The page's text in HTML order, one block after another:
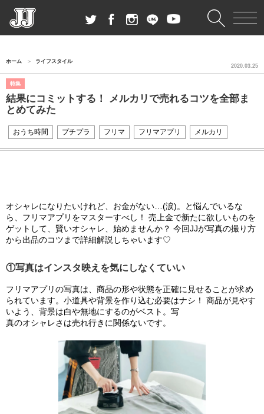
ホーム ライフスタイル
特集
結果にコミットする！ メルカリで売れるコツを全部ま
とめてみた
2020.03.25
おうち時間 プチプラ フリマ フリマアプリ メルカリ
オシャレになりたいけれど、お金がない…(涙)。と悩んでいるな
ら、フリマアプリをマスターすべし！ 売上金で新たに欲しいものを
ゲットして、賢いオシャレ、始めませんか？ 今回JJが写真の撮り方
から出品のコツまで詳細解説しちゃいます♡
①写真はインスタ映えを気にしなくていい
フリマアプリの写真は、商品の形や状態を正確に見せることが求め
られています。小道具や背景を作り込む必要はナシ！ 商品が見やす
いよう、背景は白や無地にするのがベスト。写
真のオシャレさは売れ行きに関係ないです。